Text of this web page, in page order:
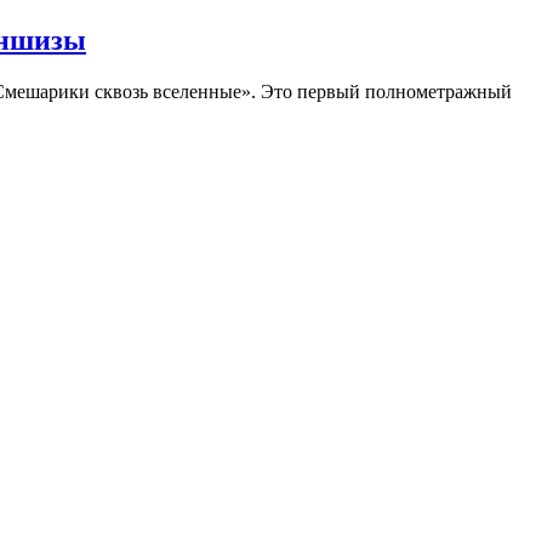
сквозь вселенные». Это первый полнометражный